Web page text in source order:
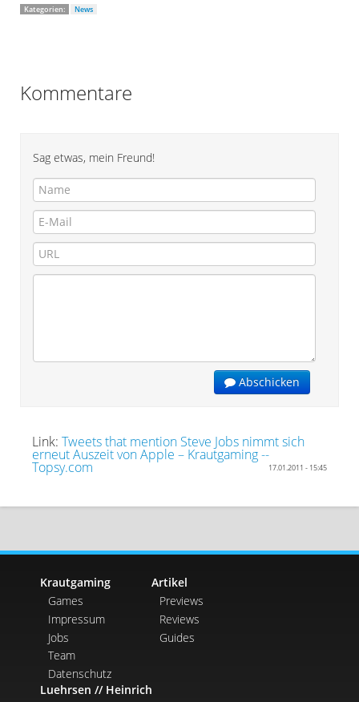
Kategorien:
News
Kommentare
Sag etwas, mein Freund!
Abschicken
Link: Tweets that mention Steve Jobs nimmt sich
erneut Auszeit von Apple – Krautgaming --
Topsy.com 17.01.2011 - 15:45
Krautgaming
Games
Impressum
Jobs
Team
Datenschutz
Artikel
Previews
Reviews
Guides
Luehrsen // Heinrich